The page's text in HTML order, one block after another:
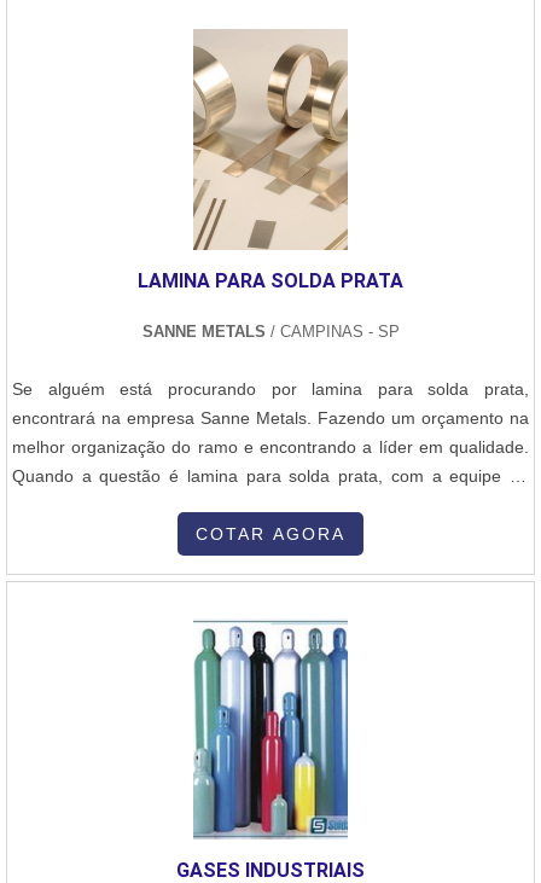
LAMINA PARA SOLDA PRATA
SANNE METALS / CAMPINAS - SP
Se alguém está procurando por lamina para solda prata,
encontrará na empresa Sanne Metals. Fazendo um orçamento na
melhor organização do ramo e encontrando a líder em qualidade.
Quando a questão é lamina para solda prata, com a equipe da
qualidade e durabilidade.ALGUNS DETALHES SOBRE LAMINA
Metals foca sua estratégia em criar para cada cliente uma
estrutura com: Tecnologia de ponta Escritório de alta qualidade
isso para garantir que se tenha lamina para solda de prata com
ótima qualidade. Ainda tratando-se de lamina para solda prata,
mais do que visar apenas lucratividade, deve oferecer produtos e
serviços que tenham ótima qualidade e precisão, detalhes que
passam despercebidos e podem gerar prejuízo futuros para os
COTAR AGORA
GASES INDUSTRIAIS